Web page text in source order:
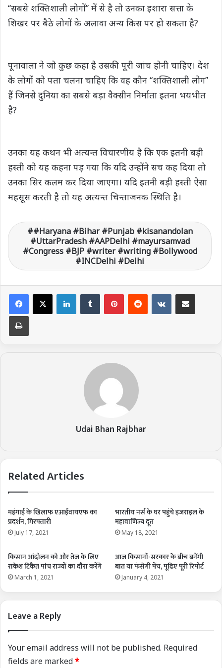
‘‘सबसे शक्तिशाली लोगों’’ में से है तो उनका इशारा सत्ता के
शिखर पर बैठे लोगों के अलावा अन्य किस पर हो सकता है?
पूनावाला ने जो कुछ कहा है उसकी पूरी जांच होनी चाहिए। देश
के लोगों को पता चलना चाहिए कि वह कौन ‘‘शक्तिशाली लोग’’
हैं जिनसे दुनिया का सबसे बड़ा वैक्सीन निर्माता इतना भयभीत
है?
उनका यह कथन भी अत्यन्त विचारणीय है कि एक इतनी बड़ी
हस्ती को यह कहना पड़ गया कि यदि उन्होंने सच कह दिया तो
उनका सिर कलम कर दिया जाएगा। यदि इतनी बड़ी हस्ती ऐसा
महसूस करती है तो यह अत्यन्त चिन्ताजनक स्थिति है।
#Haryana #Bihar #Punjab #kisanandolan
#UttarPradesh #AAPDelhi #mayursamvad
#Congress #BJP #writer #writing #Bollywood
#INCDelhi #Delhi
LinkedIn VKontakte
Udai Bhan Rajbhar
Related Articles
महंगाई के खिलाफ एआईवायएफ का
प्रदर्शन, गिरफ्तारी
July 17, 2021
भारतीय नर्स के घर पहुंचे इजराइल के
महावाणिज्य दूत
May 18, 2021
किसान आंदोलन को और तेज के लिए
राकेश टिकैत पांच राज्यों का दौरा करेंगे
March 1, 2021
आज किसानों-सरकार के बीच बनेंगी
बात या फंसेगी पेंच, पूढिए पूरी रिपोर्ट
January 4, 2021
Leave a Reply
Your email address will not be published. Required
fields are marked*